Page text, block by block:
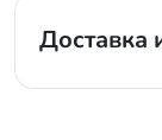
Доставка